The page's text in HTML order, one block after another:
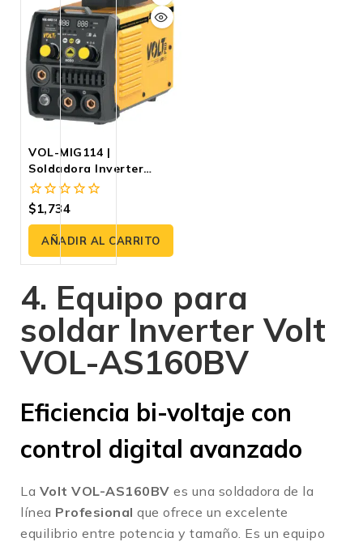
VOL-MIG114 |
Soldadora Inverter
FLUX/MIG No Gas 120V
0
fuera
5
$1,734
AÑADIR AL CARRITO
4. Equipo para
soldar Inverter Volt
VOL-AS160BV
Eficiencia bi-voltaje con
control digital avanzado
La Volt VOL-AS160BV es una soldadora de la
línea Profesional que ofrece un excelente
equilibrio entre potencia y tamaño. Es un equipo